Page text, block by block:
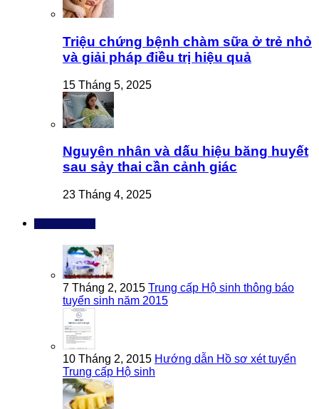
Triệu chứng bệnh chàm sữa ở trẻ nhỏ
và giải pháp điều trị hiệu quả
15 Tháng 5, 2025
Nguyên nhân và dấu hiệu băng huyết
sau sảy thai cần cảnh giác
23 Tháng 4, 2025
7 Tháng 2, 2015 Trung cấp Hộ sinh thông báo
tuyển sinh năm 2015
10 Tháng 2, 2015 Hướng dẫn Hồ sơ xét tuyển
Trung cấp Hộ sinh